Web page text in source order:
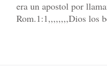
era un apostol por
Rom.1:1,,,,,,,,Dios los